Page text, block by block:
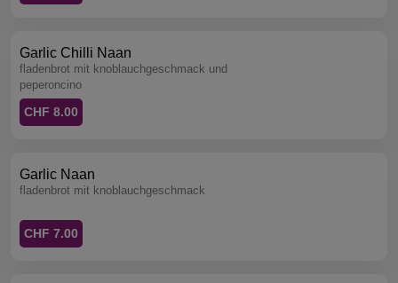
Garlic Chilli Naan
fladenbrot mit knoblauchgeschmack und
peperoncino
CHF 8.00
Garlic Naan
fladenbrot mit knoblauchgeschmack
CHF 7.00